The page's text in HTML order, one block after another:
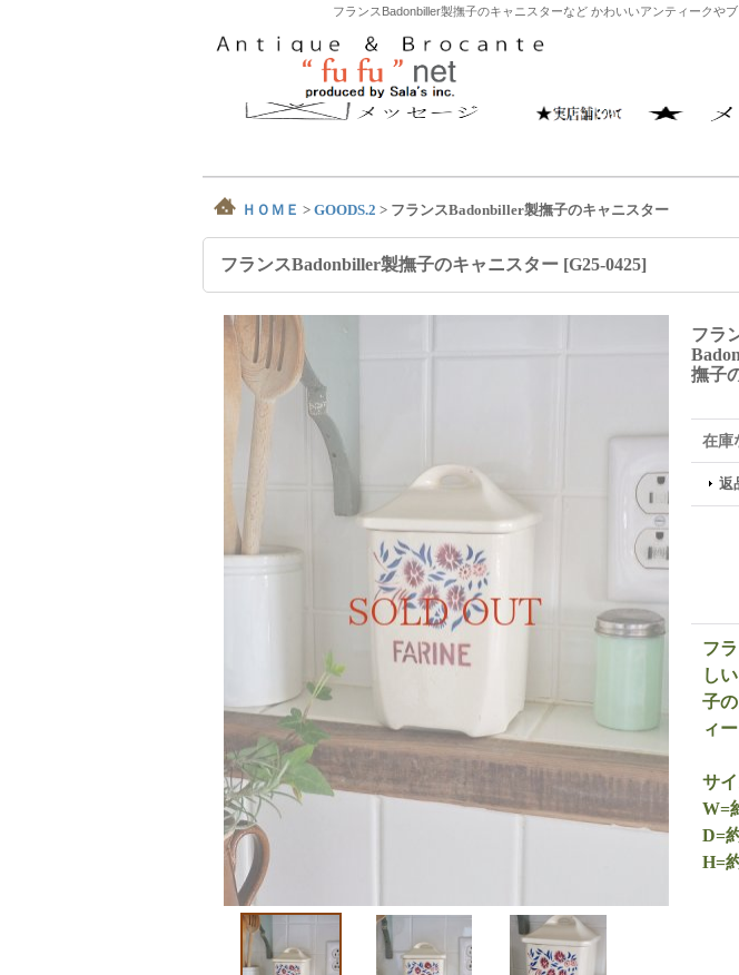
フランスBadonbiller製撫子のキャニスターなど かわいいアンティークや
ＨＯＭＥ > GOODS.2 > フランスBadonbiller製撫子のキャニスター
フランスBadonbiller製撫子のキャニスター [G25-0425]
フラ
撫子
在庫
返
フ
し
子
ィ
サ
W=
D=
H=